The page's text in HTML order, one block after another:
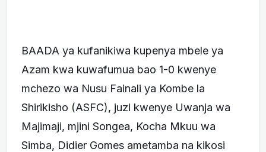
BAADA ya kufanikiwa kupenya mbele ya
Azam kwa kuwafumua bao 1-0 kwenye
mchezo wa Nusu Fainali ya Kombe la
Shirikisho (ASFC), juzi kwenye Uwanja wa
Majimaji, mjini Songea, Kocha Mkuu wa
Simba, Didier Gomes ametamba na kikosi